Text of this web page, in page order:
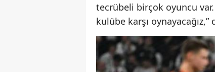
tecrübeli birçok oyuncu
kulübe karşı oynayacağız,”